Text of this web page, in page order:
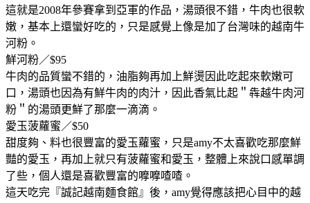
這就是2008年參賽拿到亞軍的作品，湯頭很不錯，牛肉也很軟
嫩，基本上還蠻好吃的，只是感覺上像是加了台灣味的越南牛
河粉。
鮮河粉／$95
牛肉的品質蠻不錯的，油脂夠再加上鮮燙因此吃起來軟嫩可
口，湯頭也因為有鮮牛肉的肉汁，因此香氣比起＂犇越牛肉河
粉＂的湯頭更鮮了那麼一滴滴。
愛玉菠蘿蜜／$50
甜度夠、料也很豐富的愛玉蘿蜜，只是amy不太喜歡吃那麼鮮
豔的愛玉，再加上就只有菠蘿蜜和愛玉，整體上來說口感單調
了些，個人還是喜歡豐富的嚤嚤喳喳。
這天吃完『誠記越南麵食館』後，amy覺得應該把心目中的越